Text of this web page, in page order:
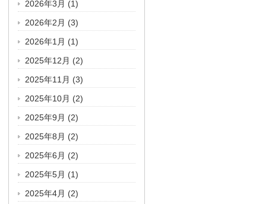
2026年3月 (1)
2026年2月 (3)
2026年1月 (1)
2025年12月 (2)
2025年11月 (3)
2025年10月 (2)
2025年9月 (2)
2025年8月 (2)
2025年6月 (2)
2025年5月 (1)
2025年4月 (2)